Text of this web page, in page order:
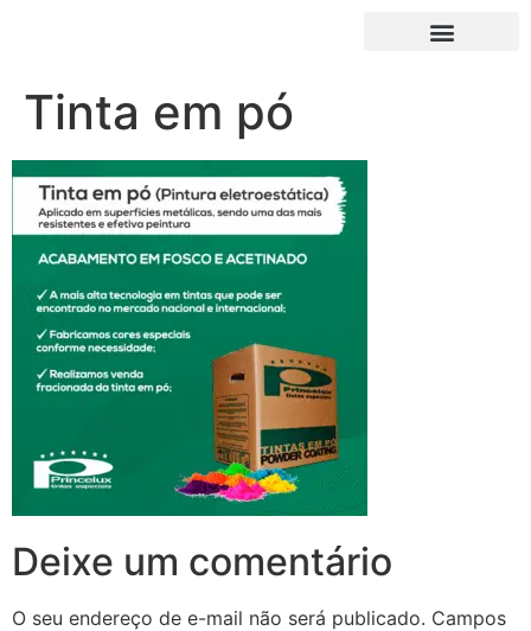
Tinta em pó
Deixe um comentário
O seu endereço de e-mail não será publicado. Campos